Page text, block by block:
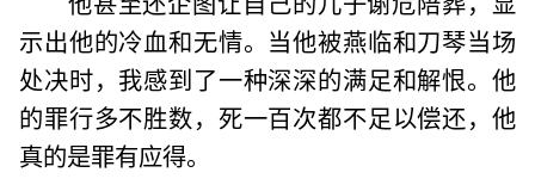
示出他的冷血和无情。当他被燕临和刀琴当场
处决时，我感到了一种深深的满足和解恨。他
的罪行多不胜数，死一百次都不足以偿还，他
真的是罪有应得。